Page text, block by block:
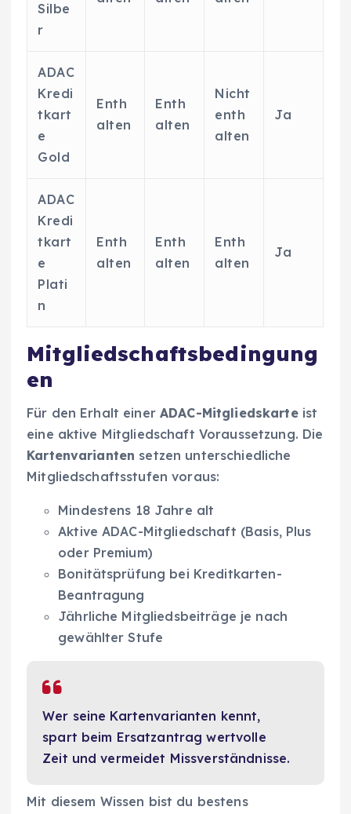
Silbe
r
ADAC
Kredi
tkart
e
Gold
Enth
alten
Enth
alten
Nicht
enth
alten
Ja
ADAC
Kredi
tkart
e
Plati
n
Enth
alten
Enth
alten
Enth
alten
Ja
Mitgliedschaftsbedingung
en
Für den Erhalt einerADAC-Mitgliedskarteist
eine aktive Mitgliedschaft Voraussetzung. Die
Kartenvarianten setzen unterschiedliche
Mitgliedschaftsstufen voraus:
Mindestens 18 Jahre alt
Aktive ADAC-Mitgliedschaft (Basis, Plus
oder Premium)
Bonitätsprüfung bei Kreditkarten-
Beantragung
Jährliche Mitgliedsbeiträge je nach
gewählter Stufe
Wer seine Kartenvarianten kennt,
spart beim Ersatzantrag wertvolle
Zeit und vermeidet Missverständnisse.
Mit diesem Wissen bist du bestens